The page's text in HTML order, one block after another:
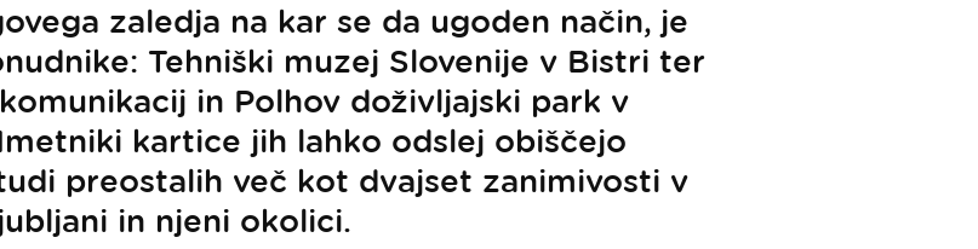
zaledja na kar se da ugoden način, je
Tehniški muzej Slovenije v Bistri ter
in Polhov doživljajski park v
kartice jih lahko odslej obiščejo
preostalih več kot dvajset zanimivosti v
in njeni okolici.